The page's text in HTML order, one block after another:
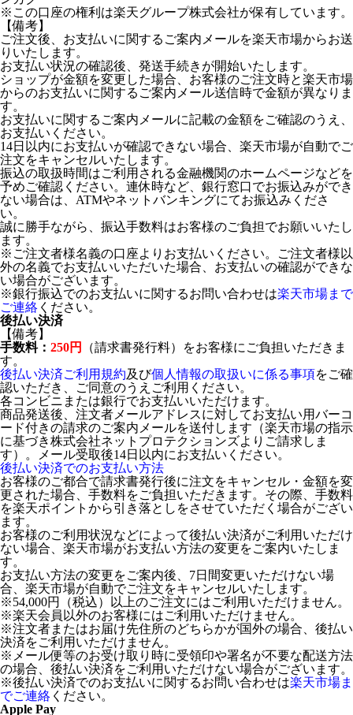
※この口座の権利は楽天グループ株式会社が保有しています。
【備考】
ご注文後、お支払いに関するご案内メールを楽天市場からお送
りいたします。
お支払い状況の確認後、発送手続きが開始いたします。
ショップが金額を変更した場合、お客様のご注文時と楽天市場
からのお支払いに関するご案内メール送信時で金額が異なりま
す。
お支払いに関するご案内メールに記載の金額をご確認のうえ、
お支払いください。
14日以内にお支払いが確認できない場合、楽天市場が自動でご
注文をキャンセルいたします。
振込の取扱時間はご利用される金融機関のホームページなどを
予めご確認ください。連休時など、銀行窓口でお振込みができ
ない場合は、ATMやネットバンキングにてお振込みくださ
い。
誠に勝手ながら、振込手数料はお客様のご負担でお願いいたし
ます。
※ご注文者様名義の口座よりお支払いください。ご注文者様以
外の名義でお支払いいただいた場合、お支払いの確認ができな
い場合がございます。
※銀行振込でのお支払いに関するお問い合わせは楽天市場まで
ご連絡 ください。
後払い決済
【備考】
手数料： 250円
（請求書発行料）をお客様にご負担いただきま
す。
後払い決済ご利用規約及び個人情報の取扱いに係る事項をご確
認いただき、ご同意のうえご利用ください。
各コンビニまたは銀行でお支払いいただけます。
商品発送後、注文者メールアドレスに対してお支払い用バーコ
ード付きの請求のご案内メールを送付します（楽天市場の指示
に基づき株式会社ネットプロテクションズよりご請求しま
す）。メール受取後14日以内にお支払いください。
後払い決済でのお支払い方法
お客様のご都合で請求書発行後に注文をキャンセル・金額を変
更された場合、手数料をご負担いただきます。その際、手数料
を楽天ポイントから引き落としをさせていただく場合がござい
ます。
お客様のご利用状況などによって後払い決済がご利用いただけ
ない場合、楽天市場がお支払い方法の変更をご案内いたしま
す。
お支払い方法の変更をご案内後、7日間変更いただけない場
合、楽天市場が自動でご注文をキャンセルいたします。
※54,000円（税込）以上のご注文にはご利用いただけません。
※楽天会員以外のお客様にはご利用いただけません。
※注文者またはお届け先住所のどちらかが国外の場合、後払い
決済をご利用いただけません。
※メール便等のお受け取り時に受領印や署名が不要な配送方法
の場合、後払い決済をご利用いただけない場合がございます。
※後払い決済でのお支払いに関するお問い合わせは楽天市場ま
でご連絡 ください。
Apple Pay